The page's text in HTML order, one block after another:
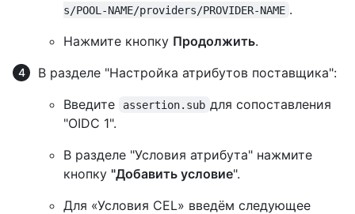
s/POOL-NAME/providers/PROVIDER-NAME .
Нажмите кнопку Продолжить.
В разделе "Настройка атрибутов поставщика":
Введите
assertion.sub для сопоставления
"OIDC 1".
В разделе "Условия атрибута" нажмите
кнопку "Добавить условие".
Для «Условия CEL» введём следующее